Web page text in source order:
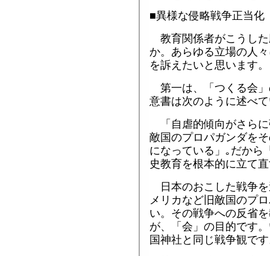
■異様な侵略戦争正当化
教育関係者がこうし
か。あらゆる立場の人
を訴えたいと思います。
第一は、「つくる会
意書は次のように述べ
「自虐的傾向がさら
敵国のプロパガンダを
になっている」｡だから
史教育を根本的に立て
日本のおこした戦争
メリカなど旧敵国のプ
い。その戦争への反省
が、「会」の目的です
国神社と同じ戦争観で